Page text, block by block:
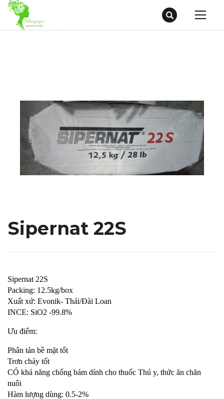
Sipernat 22S
Sipernat 22S
Packing: 12.5kg/box
Xuất xứ: Evonik- Thái/Đài Loan
INCE: SiO2 -99.8%
Ưu điểm:
Phân tán bề mặt tốt
Trơn chảy tốt
CÓ khả năng chống bám dính cho thuốc Thú y, thức ăn chăn
nuôi
Hàm lượng dùng: 0.5-2%